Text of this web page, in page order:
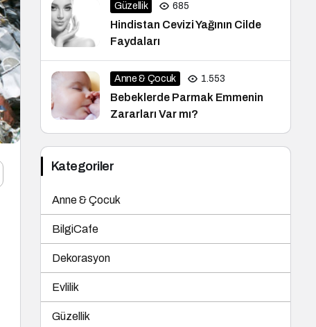
Güzellik 685
Hindistan Cevizi Yağının Cilde
Faydaları
Anne & Çocuk 1.553
Bebeklerde Parmak Emmenin
Zararları Var mı?
Kategoriler
Anne & Çocuk
BilgiCafe
Dekorasyon
Evlilik
Güzellik